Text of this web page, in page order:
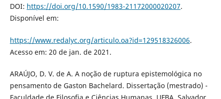
DOI: https://doi.org/10.1590/1983-21172000020207.
Disponível em:
https://www.redalyc.org/articulo.oa?id=129518326006.
Acesso em: 20 de jan. de 2021.
ARAÚJO, D. V. de A. A noção de ruptura epistemológica no
pensamento de Gaston Bachelard. Dissertação (mestrado) -
Faculdade de Filosofia e Ciências Humanas, UFBA, Salvador,